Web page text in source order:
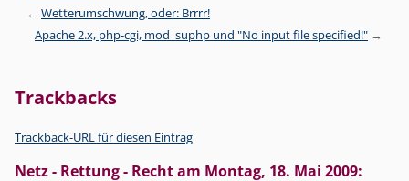
Wetterumschwung, oder: Brrrr!
Apache 2.x, php-cgi, mod_suphp und "No input file specified!"
Trackbacks
Trackback-URL für diesen Eintrag
Netz - Rettung - Rechtam Montag, 18. Mai 2009: